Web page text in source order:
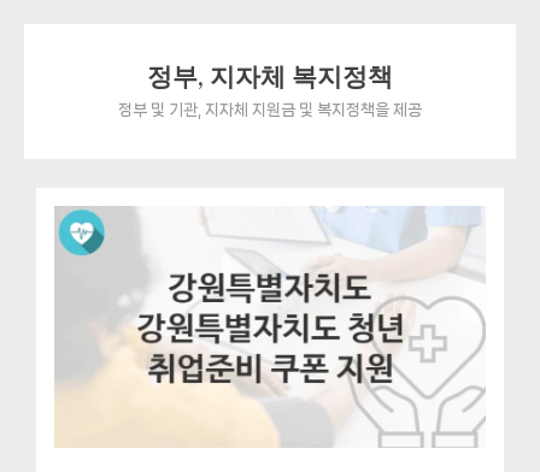
정부, 지자체 복지정책
정부 및 기관, 지자체 지원금 및 복지정책을 제공